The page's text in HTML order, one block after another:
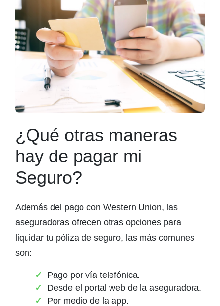
¿Qué otras maneras
hay de pagar mi
Seguro?
Además del pago con Western Union, las
aseguradoras ofrecen otras opciones para
liquidar tu póliza de seguro, las más comunes
son:
Pago por vía telefónica.
Desde el portal web de la aseguradora.
Por medio de la app.